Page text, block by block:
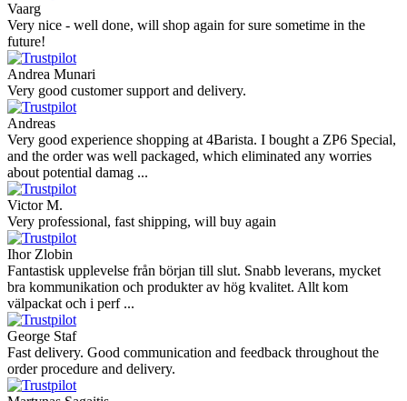
Vaarg
Very nice - well done, will shop again for sure sometime in the
future!
Andrea Munari
Very good customer support and delivery.
Andreas
Very good experience shopping at 4Barista. I bought a ZP6 Special,
and the order was well packaged, which eliminated any worries
about potential damag ...
Victor M.
Very professional, fast shipping, will buy again
Ihor Zlobin
Fantastisk upplevelse från början till slut. Snabb leverans, mycket
bra kommunikation och produkter av hög kvalitet. Allt kom
välpackat och i perf ...
George Staf
Fast delivery. Good communication and feedback throughout the
order procedure and delivery.